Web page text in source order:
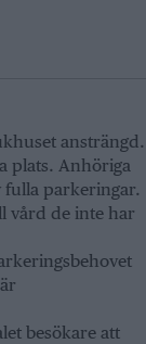
ansträngd.
plats. Anhöriga
fulla parkeringar.
vård de inte har
besökare att